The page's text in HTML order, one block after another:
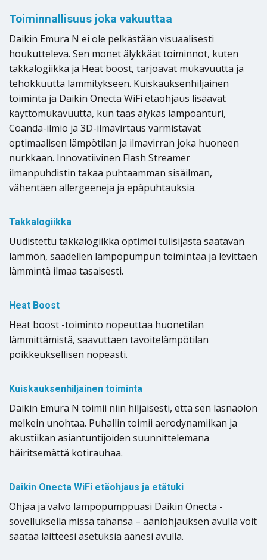
Toiminnallisuus joka vakuuttaa
Daikin Emura N ei ole pelkästään visuaalisesti
houkutteleva. Sen monet älykkäät toiminnot, kuten
takkalogiikka ja Heat boost, tarjoavat mukavuutta ja
tehokkuutta lämmitykseen. Kuiskauksenhiljainen
toiminta ja Daikin Onecta WiFi etäohjaus lisäävät
käyttömukavuutta, kun taas älykäs lämpöanturi,
Coanda-ilmiö ja 3D-ilmavirtaus varmistavat
optimaalisen lämpötilan ja ilmavirran joka huoneen
nurkkaan. Innovatiivinen Flash Streamer
ilmanpuhdistin takaa puhtaamman sisäilman,
vähentäen allergeeneja ja epäpuhtauksia.
Takkalogiikka
Uudistettu takkalogiikka optimoi tulisijasta saatavan
lämmön, säädellen lämpöpumpun toimintaa ja levittäen
lämmintä ilmaa tasaisesti.
Heat Boost
Heat boost -toiminto nopeuttaa huonetilan
lämmittämistä, saavuttaen tavoitelämpötilan
poikkeuksellisen nopeasti.
Kuiskauksenhiljainen toiminta
Daikin Emura N toimii niin hiljaisesti, että sen läsnäolon
melkein unohtaa. Puhallin toimii aerodynamiikan ja
akustiikan asiantuntijoiden suunnittelemana
häiritsemättä kotirauhaa.
Daikin Onecta WiFi etäohjaus ja etätuki
Ohjaa ja valvo lämpöpumppuasi Daikin Onecta -
sovelluksella missä tahansa – ääniohjauksen avulla voit
säätää laitteesi asetuksia äänesi avulla.